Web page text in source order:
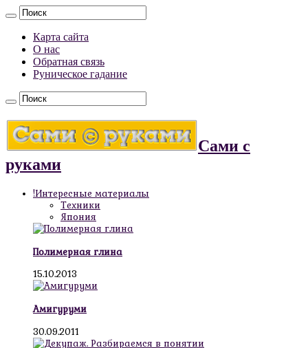
Карта сайта
О нас
Обратная связь
Руническое гадание
Сами с
руками
!Интересные материалы
Техники
Япония
Полимерная глина
15.10.2013
Амигуруми
30.09.2011